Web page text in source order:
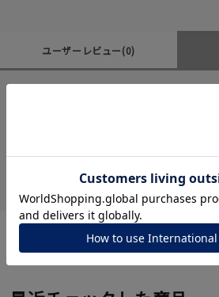
ユーザーレビュー(0)